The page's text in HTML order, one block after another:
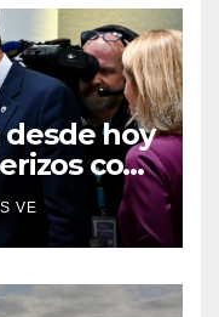
hoy
con
de Roma
VE